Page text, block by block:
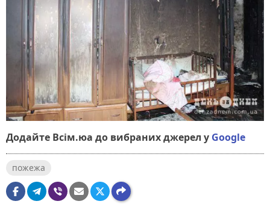
Додайте Всім.юа до вибраних джерел у Google
пожежа